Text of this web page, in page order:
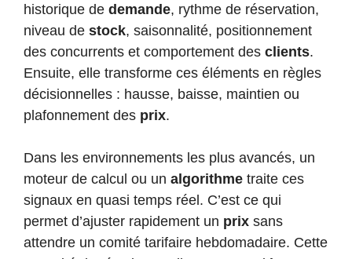
historique de demande, rythme de réservation,
niveau de stock, saisonnalité, positionnement
des concurrents et comportement des clients.
Ensuite, elle transforme ces éléments en règles
décisionnelles : hausse, baisse, maintien ou
plafonnement des prix.
Dans les environnements les plus avancés, un
moteur de calcul ou un algorithme traite ces
signaux en quasi temps réel. C’est ce qui
permet d’ajuster rapidement un prix sans
attendre un comité tarifaire hebdomadaire. Cette